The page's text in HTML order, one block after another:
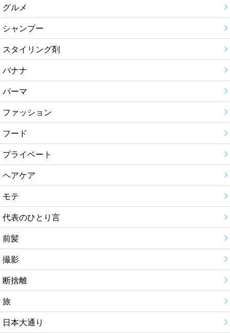
グルメ
シャンプー
スタイリング剤
バナナ
パーマ
ファッション
フード
プライベート
ヘアケア
モテ
代表のひとり言
前髪
撮影
断捨離
旅
日本大通り